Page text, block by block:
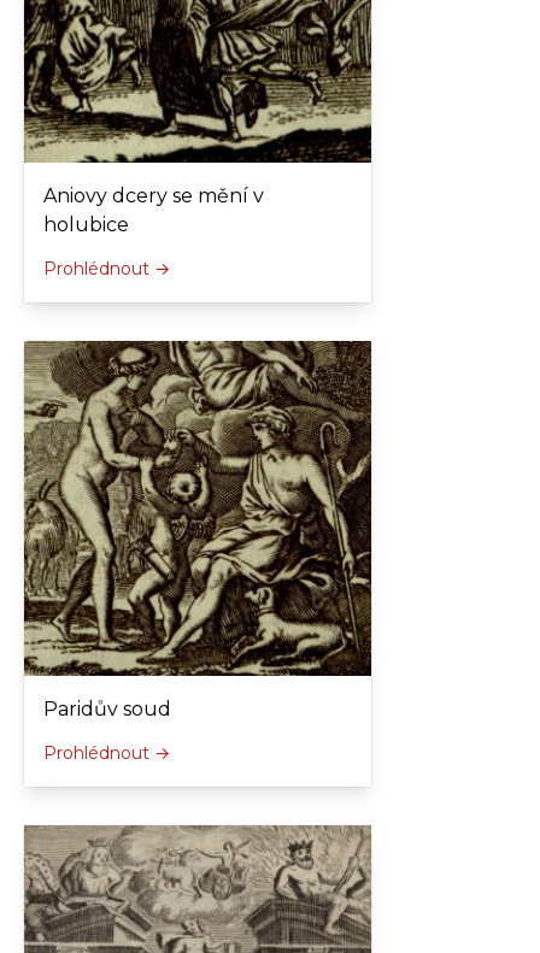
Aniovy dcery se mění v
holubice
Prohlédnout →
Paridův soud
Prohlédnout →